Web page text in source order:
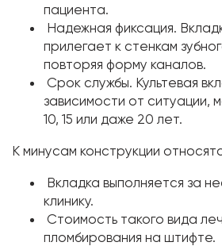
пациента.
Надежная фиксация.
прилегает к стенкам
повторяя форму каналов.
Срок службы. Культевая
зависимости от ситуации,
10, 15 или даже 20 лет.
К минусам конструкции
Вкладка выполняется за
клинику.
Стоимость такого вида
пломбирования на штифте.